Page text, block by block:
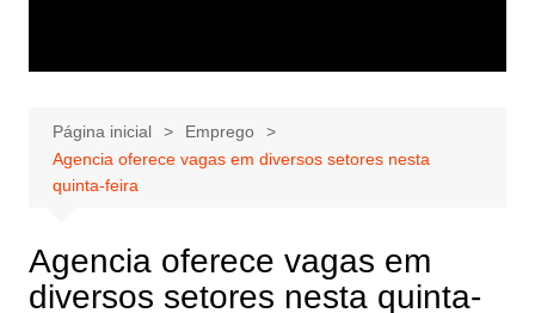
Página inicial
Emprego
Agencia oferece vagas em diversos setores nesta
quinta-feira
Agencia oferece vagas em
diversos setores nesta quinta-